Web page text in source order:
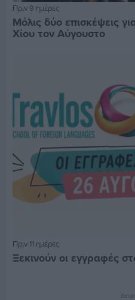
Πριν 9 ημέρες
Μόλις δύο επισκέψεις
Χίου τον Αύγουστο
Πριν 11 ημέρες
Ξεκινούν οι εγγραφές